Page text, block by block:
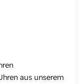
aus unserem